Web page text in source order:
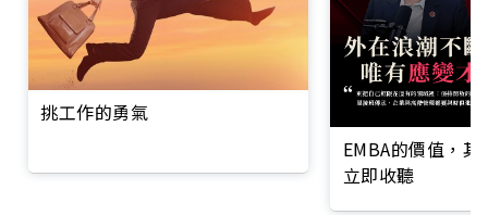
挑工作的勇氣
EMBA的價值，
立即收聽